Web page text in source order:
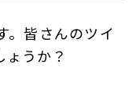
。皆さんのツイ
うか？